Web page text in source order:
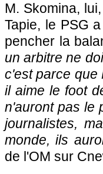
M. Skomina,
Tapie, le PSG
pencher la
un arbitre ne
c'est parce que
il aime le foot
n'auront pas le
journalistes,
monde, ils
de l'OM sur